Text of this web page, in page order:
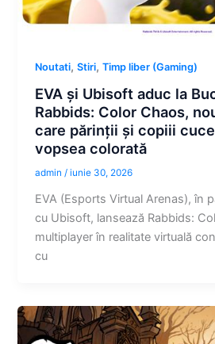
Noutati,Stiri,Timp liber (Gaming)
EVA și Ubisoft aduc la
Rabbids: Color Chaos,
care părinții și copiii
vopsea colorată
admin/iunie 30, 2026
EVA (Esports Virtual Arenas), în
cu Ubisoft, lansează Rabbids:
multiplayer în realitate virtuală
cu